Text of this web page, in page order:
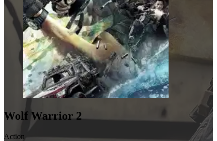
Wolf Warrior 2
Action